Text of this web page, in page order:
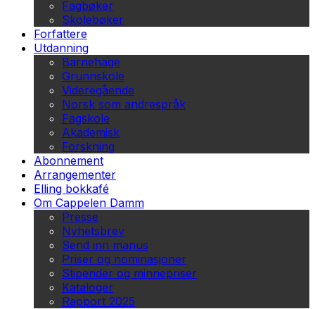
Fagbøker
Skolebøker
Forfattere
Utdanning
Barnehage
Grunnskole
Videregående
Norsk som andrespråk
Fagskole
Akademisk
Forskning
Abonnement
Arrangementer
Elling bokkafé
Om Cappelen Damm
Presse
Nyhetsbrev
Send inn manus
Priser og nominasjoner
Stipender og minnepriser
Kataloger
Rapport 2025